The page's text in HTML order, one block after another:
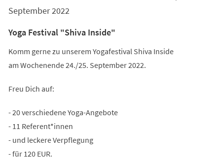
September 2022
Yoga Festival "Shiva Inside"
Komm gerne zu unserem Yogafestival Shiva Inside
am Wochenende 24./25. September 2022.
Freu Dich auf:
- 20 verschiedene Yoga-Angebote
- 11 Referent*innen
- und leckere Verpflegung
- für 120 EUR.